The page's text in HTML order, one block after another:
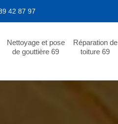
42 87 97
Nettoyage et pose
de gouttière 69
Réparation de
toiture 69